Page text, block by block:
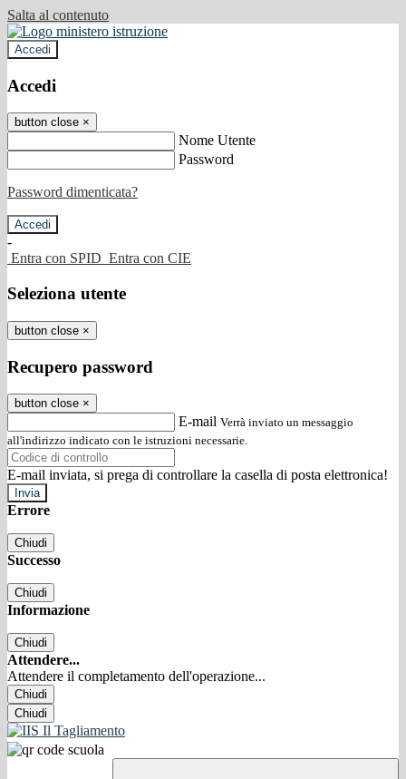
Salta al contenuto
Accedi
Accedi
button close ×
Nome Utente
Password
Password dimenticata?
-
Entra con SPID Entra con CIE
Seleziona utente
button close ×
Recupero password
button close ×
E-mail Verrà inviato un messaggio
all'indirizzo indicato con le istruzioni necessarie.
E-mail inviata, si prega di controllare la casella di posta elettronica!
Errore
Chiudi
Successo
Chiudi
Informazione
Chiudi
Attendere...
Attendere il completamento dell'operazione...
Chiudi
Chiudi